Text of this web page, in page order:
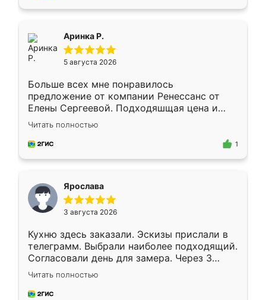
Аринка Р.
5 августа 2026
Больше всех мне понравилось
предложение от компании Ренессанс от
Елены Сергеевой. Подходяшщая цена и
короткие сроки изготовления. Приехавший
для замера сотрудник Владислав
предложил по моему эскизу самый
Читать полностью
1
Ярослава
3 августа 2026
Кухню здесь заказали. Эскизы прислали в
телеграмм. Выбрали наиболее подходящий.
Согласовали день для замера. Через 3
недели кухня была уже готова. Остались
довольны работой. Спасибо Ренессанс
мебель за качественную работу!
Читать полностью